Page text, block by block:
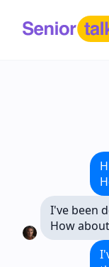
I've been
How